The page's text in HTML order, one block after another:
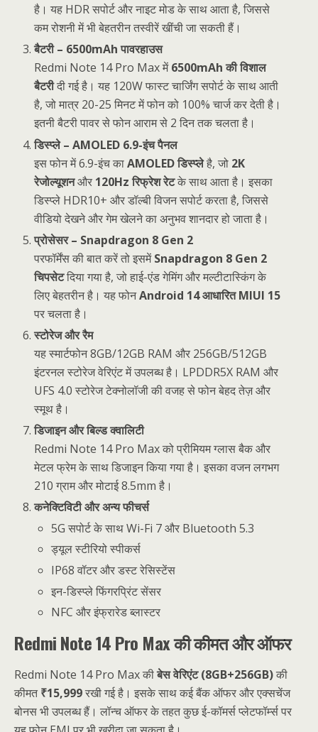
है। यह HDR सपोर्ट और नाइट मोड के साथ आता है, जिससे
कम रोशनी में भी बेहतरीन तस्वीरें खींची जा सकती हैं।
बैटरी – 6500mAh पावरहाउस
Redmi Note 14 Pro Max में6500mAh की विशाल
बैटरीदी गई है। यह 120W फास्ट चार्जिंग सपोर्ट के साथ आती
है, जो मात्र 20-25 मिनट में फोन को 100% चार्ज कर देती है।
इतनी बैटरी पावर से फोन आराम से 2 दिन तक चलता है।
डिस्प्ले – AMOLED 6.9-इंच पैनल
इस फोन में 6.9-इंच काAMOLED डिस्प्लेहै, जो 2K
रेजोल्यूशनऔर 120Hz रिफ्रेश रेटके साथ आता है। इसका
डिस्प्ले HDR10+ और डॉल्बी विजन सपोर्ट करता है, जिससे
वीडियो देखने और गेम खेलने का अनुभव शानदार हो जाता है।
प्रोसेसर – Snapdragon 8 Gen 2
परफॉर्मेंस की बात करें तो इसमेंSnapdragon 8 Gen 2
चिपसेटदिया गया है, जो हाई-एंड गेमिंग और मल्टीटास्किंग के
लिए बेहतरीन है। यह फोनAndroid 14 आधारित MIUI 15
पर चलता है।
स्टोरेज और रैम
यह स्मार्टफोन 8GB/12GB RAM और 256GB/512GB
इंटरनल स्टोरेज वेरिएंट में उपलब्ध है। LPDDR5X RAM और
UFS 4.0 स्टोरेज टेक्नोलॉजी की वजह से फोन बेहद तेज़ और
स्मूथ है।
डिजाइन और बिल्ड क्वालिटी
Redmi Note 14 Pro Max को प्रीमियम ग्लास बैक और
मेटल फ्रेम के साथ डिजाइन किया गया है। इसका वजन लगभग
210 ग्राम और मोटाई 8.5mm है।
कनेक्टिविटी और अन्य फीचर्स
5G सपोर्ट के साथ Wi-Fi 7 और Bluetooth 5.3
ड्यूल स्टीरियो स्पीकर्स
IP68 वॉटर और डस्ट रेसिस्टेंस
इन-डिस्प्ले फिंगरप्रिंट सेंसर
NFC और इंफ्रारेड ब्लास्टर
Redmi Note 14 Pro Max की कीमत और ऑफर
Redmi Note 14 Pro Max कीबेस वेरिएंट (8GB+256GB)की
कीमत₹15,999रखी गई है। इसके साथ कई बैंक ऑफर और एक्सचेंज
बोनस भी उपलब्ध हैं। लॉन्च ऑफर के तहत कुछ ई-कॉमर्स प्लेटफॉर्म्स पर